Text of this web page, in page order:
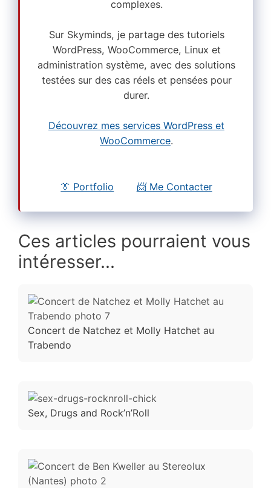
complexes.
Sur Skyminds, je partage des tutoriels
WordPress, WooCommerce, Linux et
administration système, avec des solutions
testées sur des cas réels et pensées pour
durer.
Découvrez mes services WordPress et
WooCommerce.
👔 Portfolio 📨 Me Contacter
Ces articles pourraient vous
intéresser...
Concert de Natchez et Molly Hatchet au
Trabendo
Sex, Drugs and Rock’n’Roll